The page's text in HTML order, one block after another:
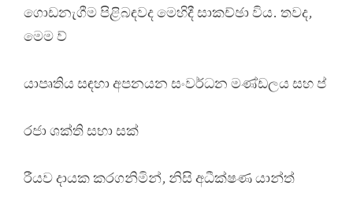
ගොඩනැගීම පිළිබඳවද මෙහිදී සාකච්ඡා විය. තවද,
මෙම ව්
යාපෘතිය සඳහා අපනයන සංවර්ධන මණ්ඩලය සහ ප්
රජා ශක්ති සභා සක්
රීයව දායක කරගනිමින්, නිසි අධීක්ෂණ යාන්ත්